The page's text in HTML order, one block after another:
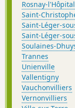
Rosnay-l'Hôpital
Saint-
Saint-Léger-
Saint-Léger-
Soulaines-
Trannes
Unienville
Vallentigny
Vauchonvilliers
Vernonvilliers